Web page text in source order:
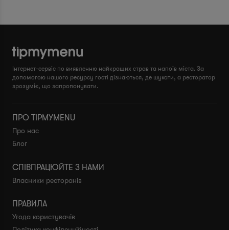
Інтернет-сервіс по виявленню найкращих страв та напоїв міста. За
допомогою нашого ресурсу гості дізнаються, де шукати, а ресторатор
зрозуміє, що запропонувати.
ПРО TIPMYMENU
Про нас
Блог
СПІВПРАЦЮЙТЕ З НАМИ
Власники ресторанів
ПРАВИЛА
Угода користувачів